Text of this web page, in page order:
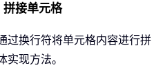
接单元格
过换行符将单元格内容进行拼
现方法。